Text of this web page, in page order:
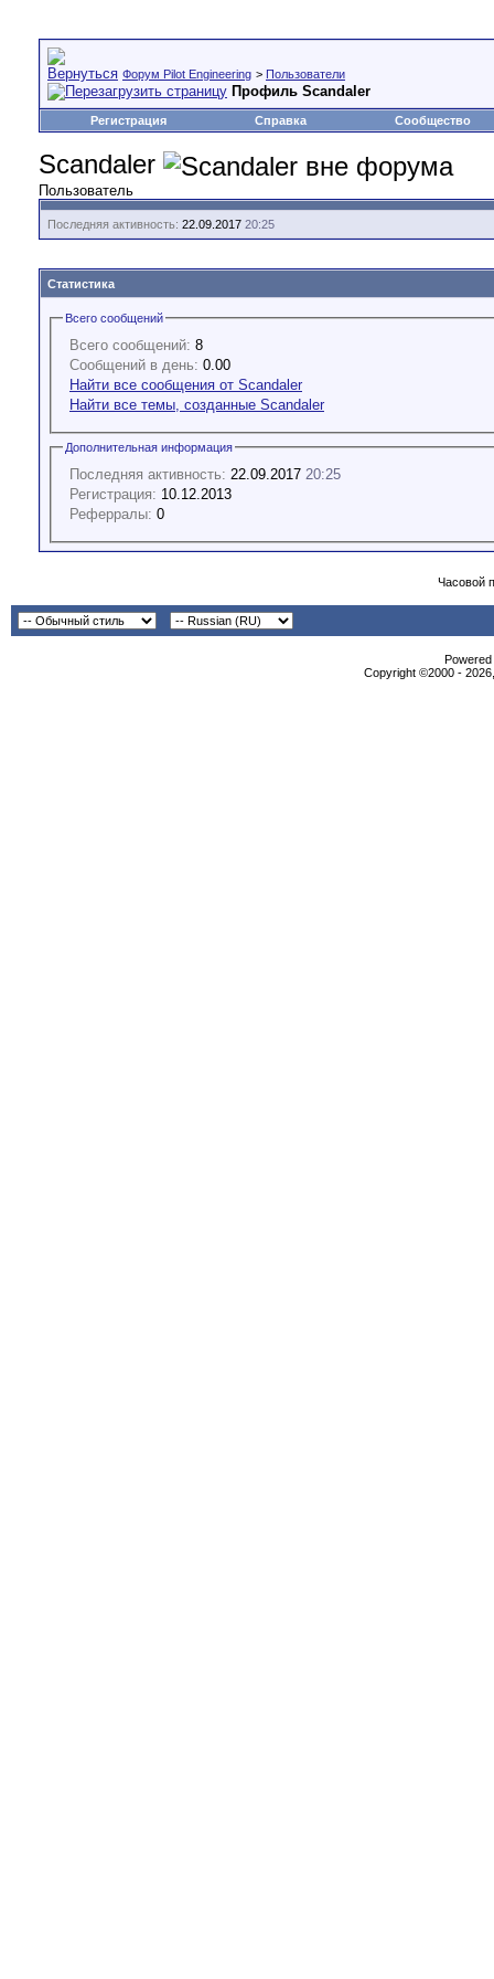
Форум Pilot Engineering > Пользователи
Профиль Scandaler
Регистрация Справка Сообщество
Scandaler
Пользователь
Последняя активность: 22.09.2017 20:25
Статистика
Всего сообщений
Всего сообщений: 8
Сообщений в день: 0.00
Найти все сообщения от Scandaler
Найти все темы, созданные Scandaler
Дополнительная информация
Последняя активность: 22.09.2017 20:25
Регистрация: 10.12.2013
Реферралы: 0
Часовой
Copyright ©2000 -